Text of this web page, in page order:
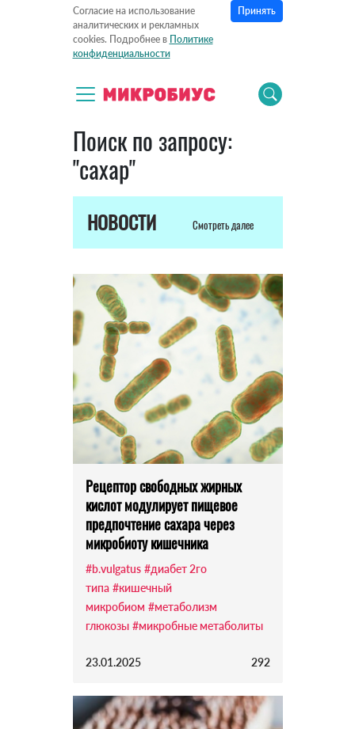
Согласие на использование
аналитических и рекламных
cookies. Подробнее в Политике
конфиденциальности
Принять
Поиск по запросу:
"сахар"
НОВОСТИ Смотреть далее
Рецептор свободных жирных
кислот модулирует пищевое
предпочтение сахара через
микробиоту кишечника
#b.vulgatus #диабет 2го
типа #кишечный
микробиом #метаболизм
глюкозы #микробные метаболиты
23.01.2025 292